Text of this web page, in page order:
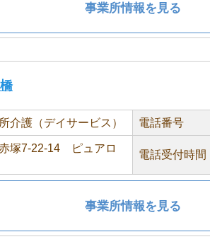
事業所情報を見る
介護（デイサービス） 電話番号
塚7-22-14 ピュアロ
電話受付時間
事業所情報を見る